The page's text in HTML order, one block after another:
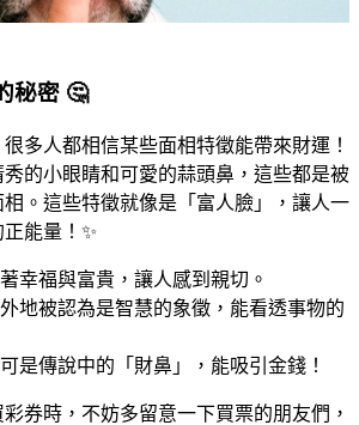
秘密 🤔
多人都相信某些面相特徵能帶來財運！
的小眼睛和可愛的蒜頭鼻，這些都是被
。這些特徵就像是「富人臉」，讓人一
能量！✨
幸福與富貴，讓人感到親切。
地被認為是智慧的象徵，能看透事物的
是傳說中的「財鼻」，能吸引金錢！
券時，不妨多留意一下買票的朋友們，